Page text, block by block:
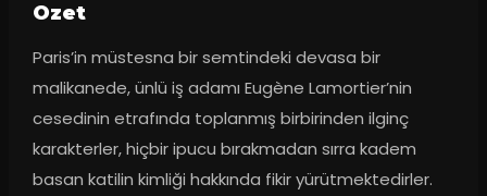
Ozet
Paris’in müstesna bir semtindeki devasa bir
malikanede, ünlü iş adamı Eugène Lamortier’nin
cesedinin etrafında toplanmış birbirinden ilginç
karakterler, hiçbir ipucu bırakmadan sırra kadem
basan katilin kimliği hakkında fikir yürütmektedirler.